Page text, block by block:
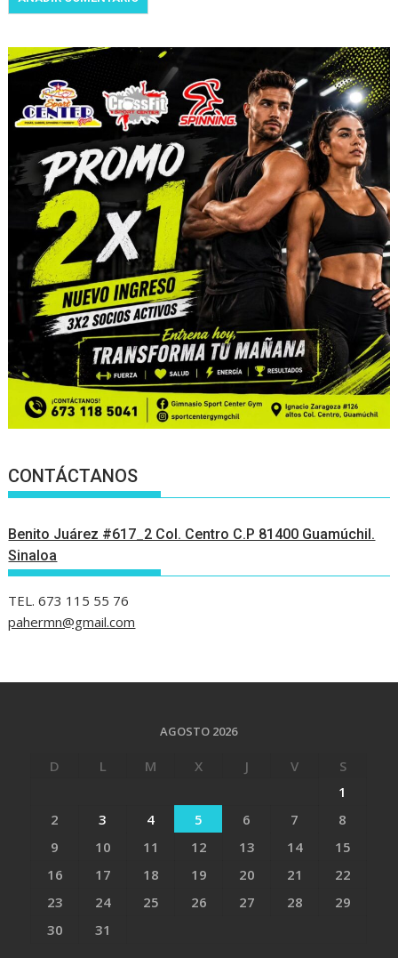
CONTÁCTANOS
Benito Juárez #617_2 Col. Centro C.P 81400 Guamúchil.
Sinaloa
TEL. 673 115 55 76
pahermn@gmail.com
AGOSTO 2026
D L M X J V
S
1
2
3 4 5 6 7
8
9
10 11 12 13 14
15
16
17 18 19 20 21
22
23
24 25 26 27 28
29
30
31